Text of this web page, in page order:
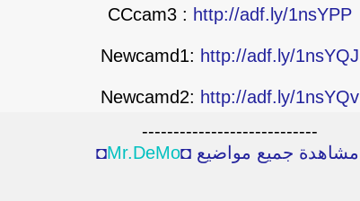
CCcam3 : http://adf.ly/1nsYPP
Newcamd1: http://adf.ly/1nsYQJ
Newcamd2: http://adf.ly/1nsYQv
----------------------------
مشاهدة جميع مواضيع ◘Mr.DeMo
◘